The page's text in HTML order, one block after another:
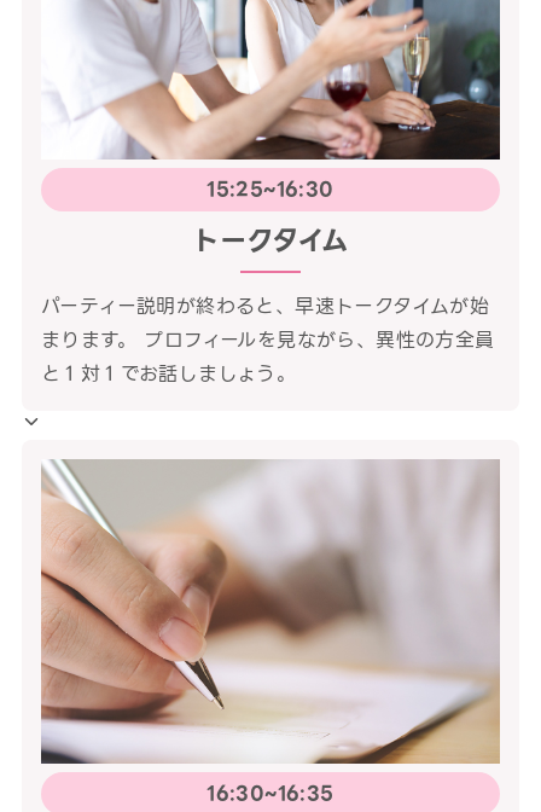
15:25~16:30
トークタイム
パーティー説明が終わると、早速トークタイムが始
まります。 プロフィールを見ながら、異性の方全員
と１対１でお話しましょう。
16:30~16:35